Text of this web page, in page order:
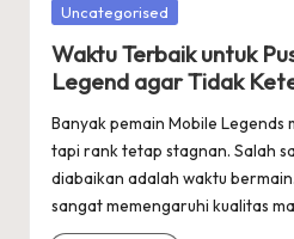
Posted
Uncategorised
Waktu Terbaik untuk
Legend agar Tidak
Banyak pemain Mobile Legends
tapi rank tetap stagnan. Salah
diabaikan adalah waktu
sangat memengaruhi kualitas